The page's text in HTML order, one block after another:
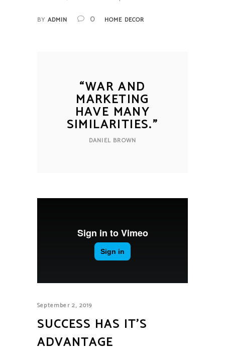
BY ADMIN 0 HOME DECOR
“WAR AND
MARKETING
HAVE MANY
SIMILARITIES.”
DANIEL BROWN
September 2, 2019
SUCCESS HAS IT’S
ADVANTAGE